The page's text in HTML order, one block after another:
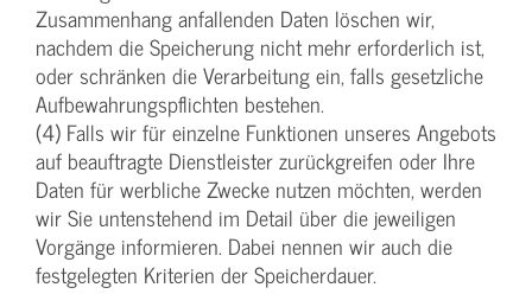
Zusammenhang anfallenden Daten löschen wir,
nachdem die Speicherung nicht mehr erforderlich ist,
oder schränken die Verarbeitung ein, falls gesetzliche
Aufbewahrungspflichten bestehen.
(4) Falls wir für einzelne Funktionen unseres Angebots
auf beauftragte Dienstleister zurückgreifen oder Ihre
Daten für werbliche Zwecke nutzen möchten, werden
wir Sie untenstehend im Detail über die jeweiligen
Vorgänge informieren. Dabei nennen wir auch die
festgelegten Kriterien der Speicherdauer.